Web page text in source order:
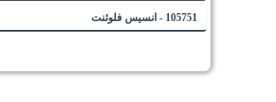
105751 - انسیس فلوئنت